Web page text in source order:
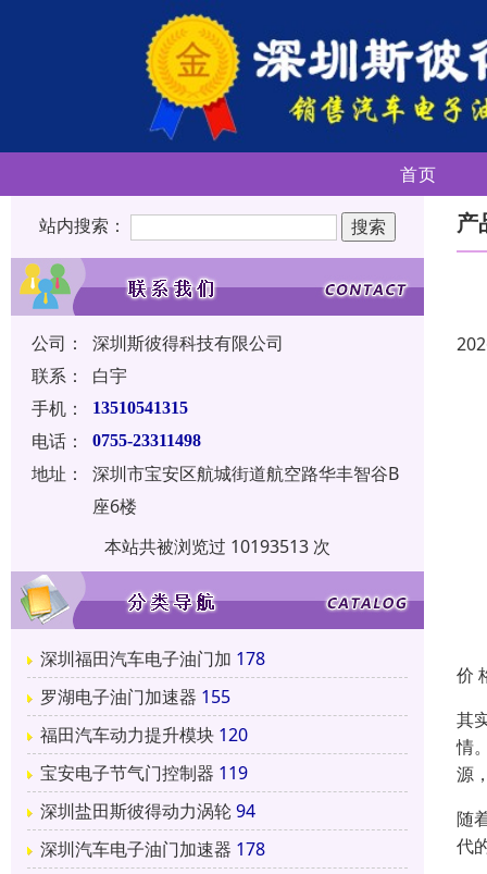
首页
站内搜索：
公司：
深圳斯彼得科技有限公司
联系：
白宇
手机：
13510541315
电话： 0755-23311498
地址：
深圳市宝安区航城街道航空路华丰智谷B
座6楼
本站共被浏览过 10193513 次
深圳福田汽车电子油门加 178
罗湖电子油门加速器 155
福田汽车动力提升模块 120
宝安电子节气门控制器 119
深圳盐田斯彼得动力涡轮94
深圳汽车电子油门加速器 178
产
价
其
情
源
随
代